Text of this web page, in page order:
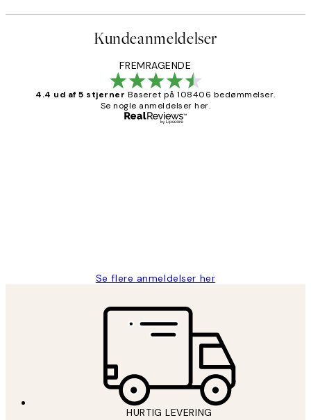
Kundeanmeldelser
FREMRAGENDE
4.4 ud af 5 stjerner Baseret på 108406 bedømmelser.
Se nogle anmeldelser her.
Se flere anmeldelser her
HURTIG LEVERING